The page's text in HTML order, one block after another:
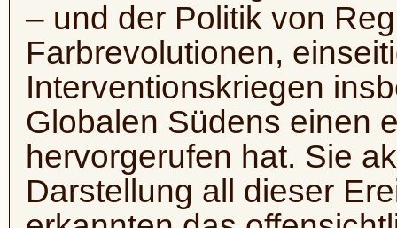
– und der Politik von
Farbrevolutionen,
Interventionskriegen
Globalen Südens einen
hervorgerufen hat. Sie
Darstellung all dieser